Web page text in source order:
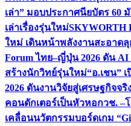
เล่า” มอบประกาศนียบัตร 60
เล่าเรื่องรุ่นใหม่SKYWORTH
ใหม่ เดินหน้าพลังงานสะอาดลุ
Forum ไทย–ญี่ปุ่น 2026 ดัน
สร้างนักวิทย์รุ่นใหม่“อ.เชน”
2026 ดันงานวิจัยสู่เศรษฐกิจจริ
คอนดักเตอร์เป็นหัวหอกวช. –
เคลื่อนนวัตกรรมบอร์ดเกม